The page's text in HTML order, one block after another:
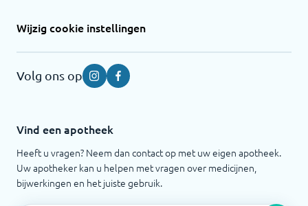
Wijzig cookie instellingen
Volg ons op InstagramFacebook
Vind een apotheek
Heeft u vragen? Neem dan contact op met uw eigen apotheek.
Uw apotheker kan u helpen met vragen over medicijnen,
bijwerkingen en het juiste gebruik.